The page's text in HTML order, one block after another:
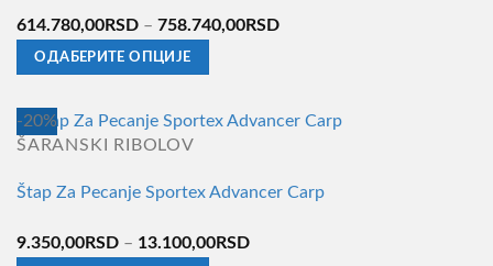
614.780,00RSD – 758.740,00RSDРаспон
ОДАБЕРИТЕ ОПЦИЈЕ
производ
има
варијанти.
могу
-20%
ŠARANSKI RIBOLOV
Štap Za Pecanje Sportex Advancer Carp
9.350,00RSD – 13.100,00RSDРаспон